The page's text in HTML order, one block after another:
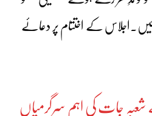
کیں۔اجلاس کے اختتام پر دعائے
جات کی اہم سرگرمیاں